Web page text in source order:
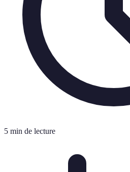
5 min de lecture